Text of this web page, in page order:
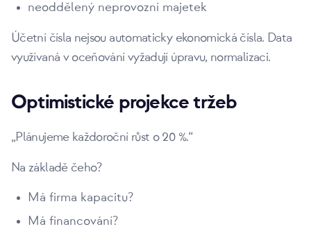
neoddělený neprovozní majetek
Účetní čísla nejsou automaticky ekonomická čísla. Data
využívaná v oceňování vyžadují úpravu, normalizaci.
Optimistické projekce tržeb
„Plánujeme každoroční růst o 20 %.“
Na základě čeho?
Má firma kapacitu?
Má financování?